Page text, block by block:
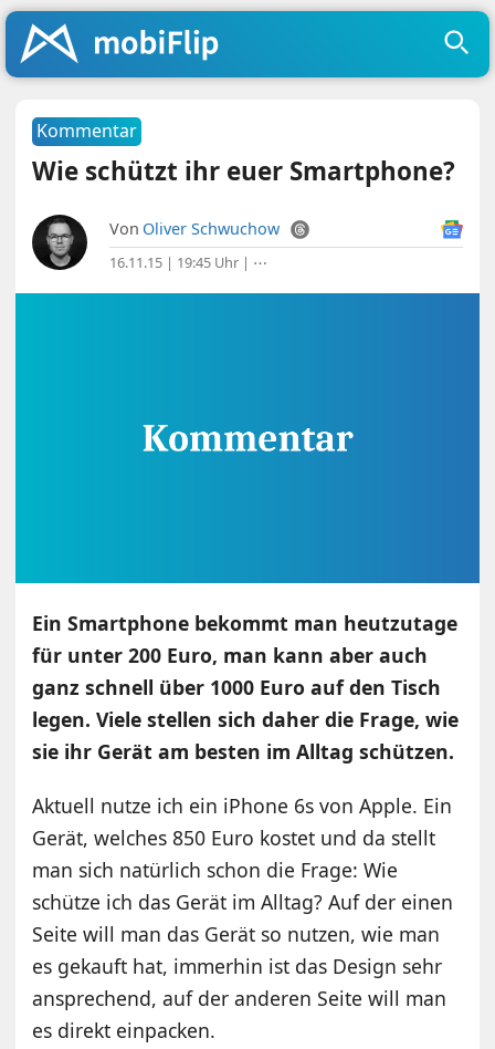
Kommentar
Wie schützt ihr euer Smartphone?
Von Oliver Schwuchow
16.11.15 | 19:45 Uhr | ⋯
Ein Smartphone bekommt man heutzutage
für unter 200 Euro, man kann aber auch
ganz schnell über 1000 Euro auf den Tisch
legen. Viele stellen sich daher die Frage, wie
sie ihr Gerät am besten im Alltag schützen.
Aktuell nutze ich ein iPhone 6s von Apple. Ein
Gerät, welches 850 Euro kostet und da stellt
man sich natürlich schon die Frage: Wie
schütze ich das Gerät im Alltag? Auf der einen
Seite will man das Gerät so nutzen, wie man
es gekauft hat, immerhin ist das Design sehr
ansprechend, auf der anderen Seite will man
es direkt einpacken.